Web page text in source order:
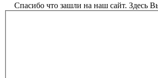
Спасибо что зашли на наш сайт. Здесь